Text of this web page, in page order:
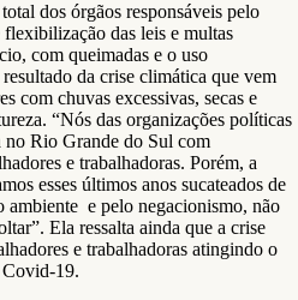
dos órgãos responsáveis pelo
das leis e multas
com queimadas e o uso
da crise climática que vem
com chuvas excessivas, secas e
“Nós das organizações políticas
no Rio Grande do Sul com
e trabalhadoras. Porém, a
esses últimos anos sucateados de
ambiente e pelo negacionismo, não
Ela ressalta ainda que a crise
e trabalhadoras atingindo o
Covid-19.